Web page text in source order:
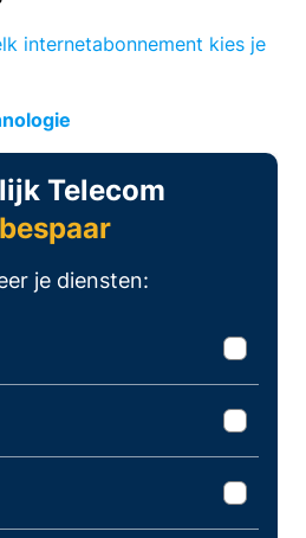
internetabonnement kies je
Telecom
je diensten: